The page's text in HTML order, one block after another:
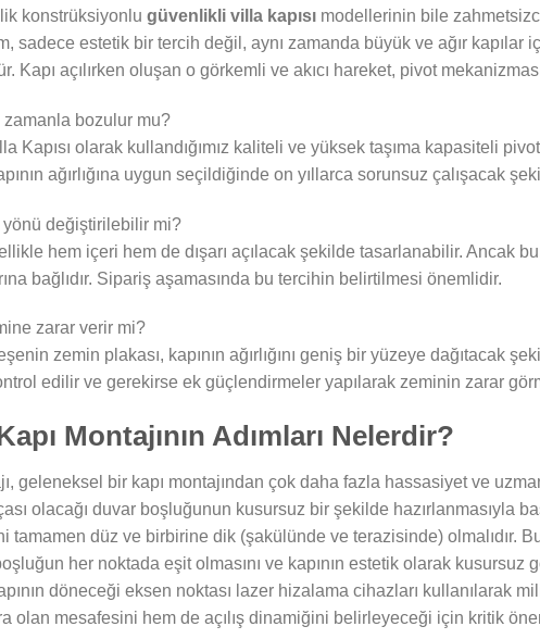
konstrüksiyonlu güvenlikli villa kapısı modellerinin bile
sadece estetik bir tercih değil, aynı zamanda büyük ve ağır kapılar
Kapı açılırken oluşan o görkemli ve akıcı hareket, pivot
zamanla bozulur mu?
Kapısı olarak kullandığımız kaliteli ve yüksek taşıma kapasiteli
ağırlığına uygun seçildiğinde on yıllarca sorunsuz çalışacak
yönü değiştirilebilir mi?
hem içeri hem de dışarı açılacak şekilde tasarlanabilir. Ancak
bağlıdır. Sipariş aşamasında bu tercihin belirtilmesi önemlidir.
zarar verir mi?
zemin plakası, kapının ağırlığını geniş bir yüzeye dağıtacak
edilir ve gerekirse ek güçlendirmeler yapılarak zeminin zarar
Montajının Adımları Nelerdir?
geleneksel bir kapı montajından çok daha fazla hassasiyet ve
olacağı duvar boşluğunun kusursuz bir şekilde hazırlanmasıyla
tamamen düz ve birbirine dik (şakülünde ve terazisinde) olmalıdır. Bu
her noktada eşit olmasını ve kapının estetik olarak kusursuz
döneceği eksen noktası lazer hizalama cihazları kullanılarak
olan mesafesini hem de açılış dinamiğini belirleyeceği için kritik